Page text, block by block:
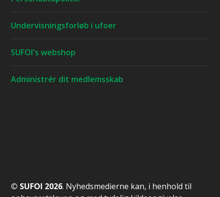
Undervisningsforløb i ufoer
SUFOI's webshop
Administrér dit medlemsskab
© SUFOI 2026. Nyhedsmedierne kan, i henhold til